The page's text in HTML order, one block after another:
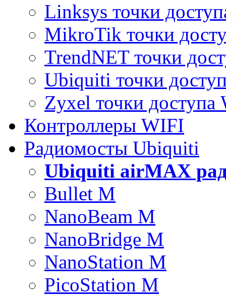
Linksys точки
MikroTik точки
TrendNET точки
Ubiquiti точки
Zyxel точки доступа
Контроллеры WIFI
Радиомосты Ubiquiti
Ubiquiti airMAX
Bullet M
NanoBeam M
NanoBridge M
NanoStation M
PicoStation M